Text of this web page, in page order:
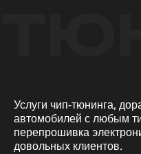
Услуги чип-тюнинга,
автомобилей с любым
перепрошивка
довольных клиентов.